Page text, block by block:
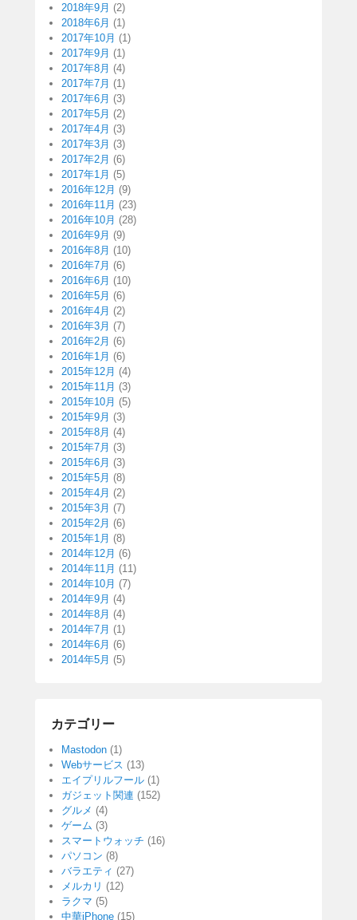
2018年9月 (2)
2018年6月 (1)
2017年10月 (1)
2017年9月 (1)
2017年8月 (4)
2017年7月 (1)
2017年6月 (3)
2017年5月 (2)
2017年4月 (3)
2017年3月 (3)
2017年2月 (6)
2017年1月 (5)
2016年12月 (9)
2016年11月 (23)
2016年10月 (28)
2016年9月 (9)
2016年8月 (10)
2016年7月 (6)
2016年6月 (10)
2016年5月 (6)
2016年4月 (2)
2016年3月 (7)
2016年2月 (6)
2016年1月 (6)
2015年12月 (4)
2015年11月 (3)
2015年10月 (5)
2015年9月 (3)
2015年8月 (4)
2015年7月 (3)
2015年6月 (3)
2015年5月 (8)
2015年4月 (2)
2015年3月 (7)
2015年2月 (6)
2015年1月 (8)
2014年12月 (6)
2014年11月 (11)
2014年10月 (7)
2014年9月 (4)
2014年8月 (4)
2014年7月 (1)
2014年6月 (6)
2014年5月 (5)
カテゴリー
Mastodon (1)
Webサービス (13)
エイプリルフール (1)
ガジェット関連 (152)
グルメ (4)
ゲーム (3)
スマートウォッチ (16)
パソコン (8)
バラエティ (27)
メルカリ (12)
ラクマ (5)
中華iPhone (15)